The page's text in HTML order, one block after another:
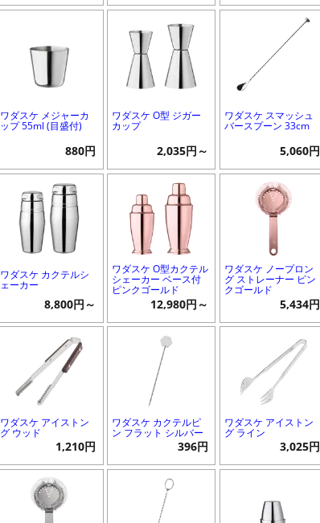
ワダスケ メジャーカ
ップ 55ml (目盛付)
880円
ワダスケ O型 ジガー
カップ
2,035円～
ワダスケ スマッシュ
バースプーン 33cm
5,060円
ワダスケ カクテルシ
ェーカー
8,800円～
ワダスケ O型カクテル
シェーカー ベース付
ピンクゴールド
12,980円～
ワダスケ ノープロン
グ ストレーナー ピン
クゴールド
5,434円
ワダスケ アイストン
グ ウッド
1,210円
ワダスケ カクテルピ
ン フラット シルバー
396円
ワダスケ アイストン
グ ライン
3,025円